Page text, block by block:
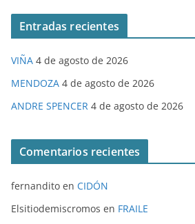
Entradas recientes
VIÑA 4 de agosto de 2026
MENDOZA 4 de agosto de 2026
ANDRE SPENCER 4 de agosto de 2026
Comentarios recientes
fernandito en CIDÓN
Elsitiodemiscromos en FRAILE